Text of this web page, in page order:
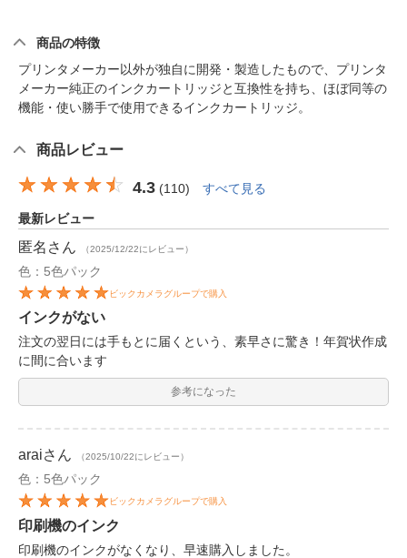
商品の特徴
プリンタメーカー以外が独自に開発・製造したもので、プリンタ
メーカー純正のインクカートリッジと互換性を持ち、ほぼ同等の
機能・使い勝手で使用できるインクカートリッジ。
商品レビュー
4.3 (110) すべて見る
最新レビュー
匿名 さん （2025/12/22にレビュー）
色：5色パック
ビックカメラグループで購入
インクがない
注文の翌日には手もとに届くという、素早さに驚き！年賀状作成
に間に合います
参考になった
araiさん （2025/10/22にレビュー）
色：5色パック
ビックカメラグループで購入
印刷機のインク
印刷機のインクがなくなり、早速購入しました。